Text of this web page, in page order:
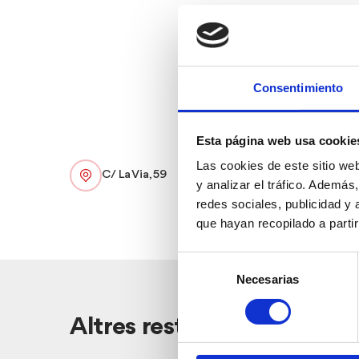
Consentimiento
Esta página web usa
Las cookies de este sitio
y analizar el tráfico.
redes sociales, publicidad y
que hayan recopilado a
consentimiento
Necesarias
C/ La Via, 59
Altres restaurants pròxims